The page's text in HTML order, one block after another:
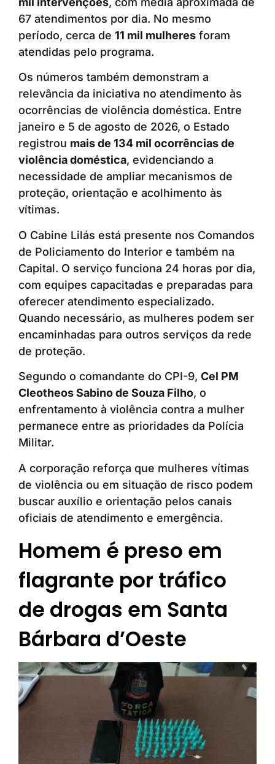
67 atendimentos por dia. No mesmo
período, cerca de 11 mil mulheres foram
atendidas pelo programa.
Os números também demonstram a
relevância da iniciativa no atendimento às
ocorrências de violência doméstica. Entre
janeiro e 5 de agosto de 2026, o Estado
registrou mais de 134 mil ocorrências de
violência doméstica, evidenciando a
necessidade de ampliar mecanismos de
proteção, orientação e acolhimento às
vítimas.
O Cabine Lilás está presente nos Comandos
de Policiamento do Interior e também na
Capital. O serviço funciona 24 horas por dia,
com equipes capacitadas e preparadas para
oferecer atendimento especializado.
Quando necessário, as mulheres podem ser
encaminhadas para outros serviços da rede
de proteção.
Segundo o comandante do CPI-9, Cel PM
Cleotheos Sabino de Souza Filho, o
enfrentamento à violência contra a mulher
permanece entre as prioridades da Polícia
Militar.
A corporação reforça que mulheres vítimas
de violência ou em situação de risco podem
buscar auxílio e orientação pelos canais
oficiais de atendimento e emergência.
Homem é preso em
flagrante por tráfico
de drogas em Santa
Bárbara d’Oeste